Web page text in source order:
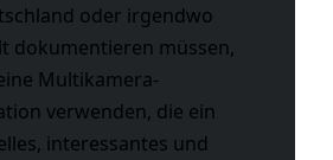
oder irgendwo
dokumentieren müssen,
Multikamera-
verwenden, die ein
interessantes und